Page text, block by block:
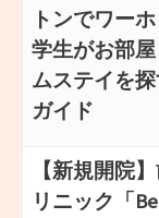
トンでワー
学生がお部
ムステイを
ガイド
【新規開院
リニック「